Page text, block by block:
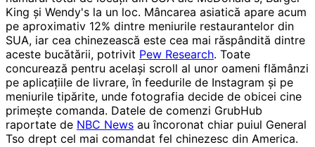
King și Wendy's la un loc. Mâncarea asiatică apare acum
pe aproximativ 12% dintre meniurile restaurantelor din
SUA, iar cea chinezească este cea mai răspândită dintre
aceste bucătării, potrivit Pew Research. Toate
concurează pentru același scroll al unor oameni flămânzi
pe aplicațiile de livrare, în feedurile de Instagram și pe
meniurile tipărite, unde fotografia decide de obicei cine
primește comanda. Datele de comenzi GrubHub
raportate de NBC News au încoronat chiar puiul General
Tso drept cel mai comandat fel chinezesc din America.